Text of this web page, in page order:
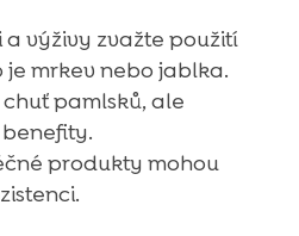
výživy zvažte použití
je mrkev nebo jablka.
pamlsků, ale
produkty mohou